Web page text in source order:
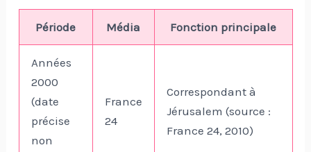
Période Média Fonction principale
Années
2000
(date
précise
non
France
24
Correspondant à
Jérusalem (source :
France 24, 2010)